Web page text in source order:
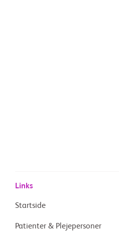
Links
Startside
Patienter & Plejepersoner